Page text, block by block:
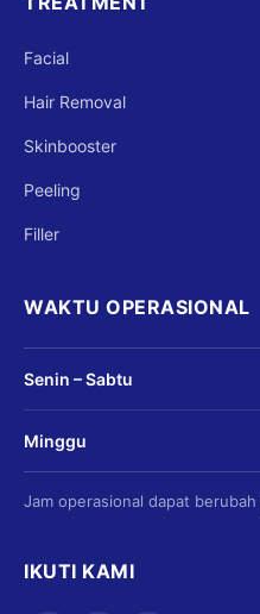
Facial
Hair Removal
Skinbooster
Peeling
Filler
WAKTU OPERASIONAL
Senin – Sabtu
Minggu
Jam operasional dapat
IKUTI KAMI